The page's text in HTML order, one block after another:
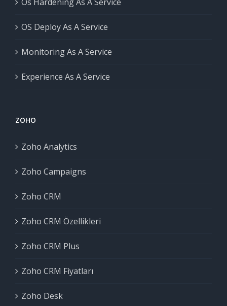
OS Deploy As A Service
Monitoring As A Service
Experience As A Service
ZOHO
Zoho Analytics
Zoho Campaigns
Zoho CRM
Zoho CRM Özellikleri
Zoho CRM Plus
Zoho CRM Fiyatları
Zoho Desk